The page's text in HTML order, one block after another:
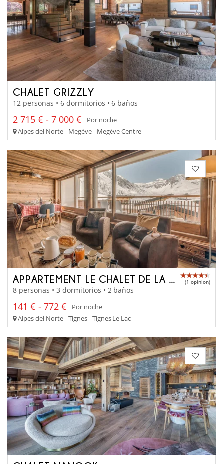
CHALET GRIZZLY
12 personas • 6 dormitorios • 6 baños
2 715 € - 7 000 €
Por noche
Alpes del Norte - Megève - Megève Centre
APPARTEMENT LE CHALET DE LA GRANDE MOTTE (1 opinion)
8 personas • 3 dormitorios • 2 baños
141 € - 772 €
Por noche
Alpes del Norte - Tignes - Tignes Le Lac